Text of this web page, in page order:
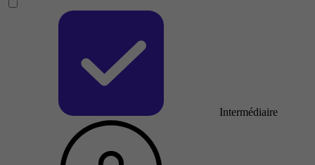
Intermédiaire